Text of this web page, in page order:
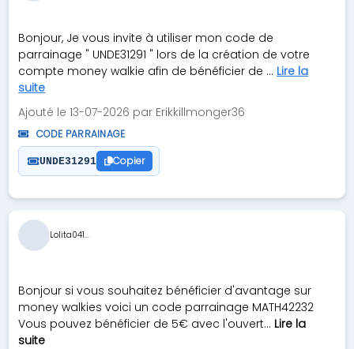
Bonjour, Je vous invite à utiliser mon code de
parrainage " UNDE31291 " lors de la création de votre
compte money walkie afin de bénéficier de ... Lire la
suite
Ajouté le 13-07-2026 par Erikkillmonger36
CODE PARRAINAGE
UNDE31291 Copier
Bonjour si vous souhaitez bénéficier d'avantage sur
money walkies voici un code parrainage MATH42232
Vous pouvez bénéficier de 5€ avec l'ouvert... Lire la
suite
Lolita041...